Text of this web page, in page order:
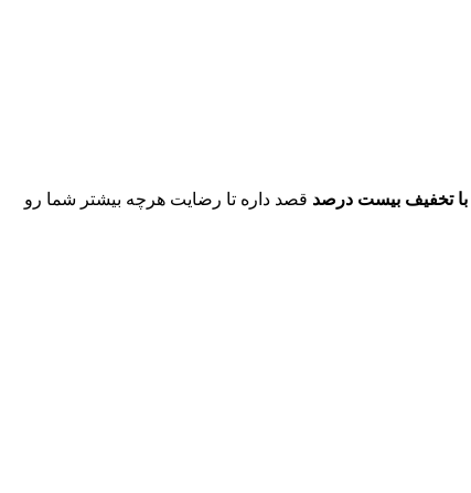
با تخفیف بیست درصد قصد داره تا رضایت هرچه بیشتر شما رو